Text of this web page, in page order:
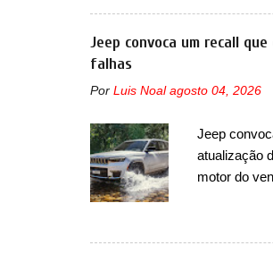
primeiras
esportiva,
elétrico
design já
bastante
retangular,
Jeep convoca um recall
falhas
Por Luis Noal agosto 04, 2026
Jeep
atualização
motor do
com
unidades